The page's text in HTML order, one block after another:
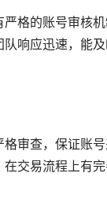
格的账号审核
响应迅速，能
审查，保证账
交易流程上有